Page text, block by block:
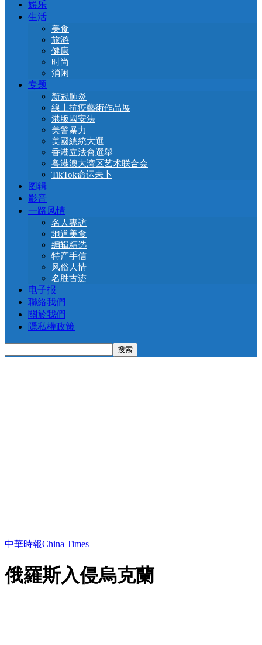
娛乐
生活
美食
旅游
健康
时尚
消闲
专题
新冠肺炎
線上抗疫藝術作品展
港版國安法
美警暴力
美國總統大選
香港立法會選舉
粤港澳大湾区艺术联合会
TikTok命运未卜
图辑
影音
一路风情
名人專訪
地道美食
编辑精选
特产手信
风俗人情
名胜古迹
电子报
聯絡我們
關於我們
隱私權政策
中華時報China Times
俄羅斯入侵烏克蘭